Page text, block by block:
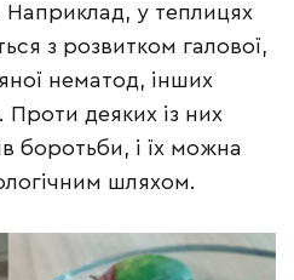
у теплицях
з розвитком галової,
нематод, інших
Проти деяких із них
боротьби, і їх можна
шляхом.